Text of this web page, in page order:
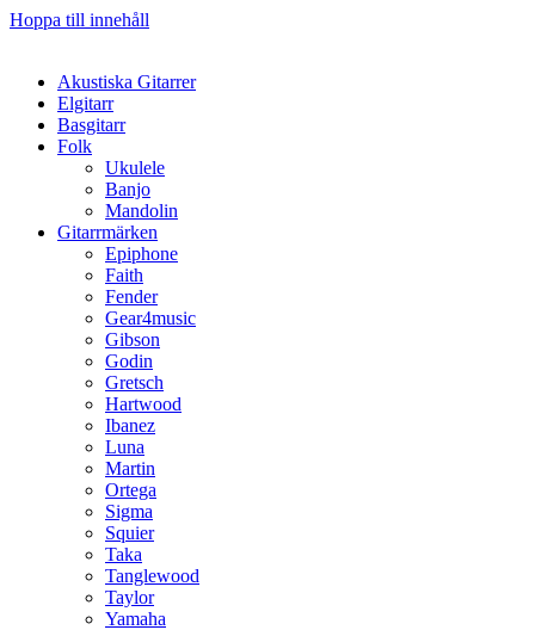
Hoppa till innehåll
Akustiska Gitarrer
Elgitarr
Basgitarr
Folk
Ukulele
Banjo
Mandolin
Gitarrmärken
Epiphone
Faith
Fender
Gear4music
Gibson
Godin
Gretsch
Hartwood
Ibanez
Luna
Martin
Ortega
Sigma
Squier
Taka
Tanglewood
Taylor
Yamaha